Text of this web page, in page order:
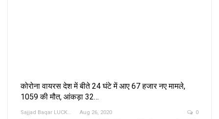
कोरोना वायरस देश में बीते 24 घंटे में आए 67 हजार नए मामले,
1059 की मौत, आंकड़ा 32…
Sajjad Baqar LUCKNOW Aug 26, 2020 0